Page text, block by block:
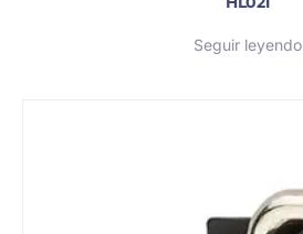
Seguir leyendo